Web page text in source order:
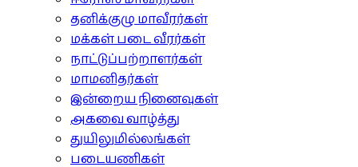
தனிக்குழு மாவீரர்கள்
மக்கள் படை வீரர்கள்
நாட்டுப்பற்றாளர்கள்
மாமனிதர்கள்
இன்றைய நினைவுகள்
அகவை வாழ்த்து
துயிலுமில்லங்கள்
படையணிகள்